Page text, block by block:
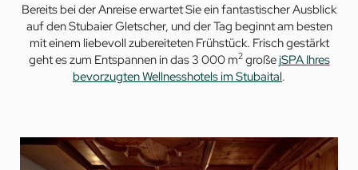
Bereits bei der Anreise erwartet Sie ein fantastischer Ausblick
auf den Stubaier Gletscher, und der Tag beginnt am besten
mit einem liebevoll zubereiteten Frühstück. Frisch gestärkt
geht es zum Entspannen in das 3 000 m2großejSPA Ihres
bevorzugten Wellnesshotels im Stubaital.